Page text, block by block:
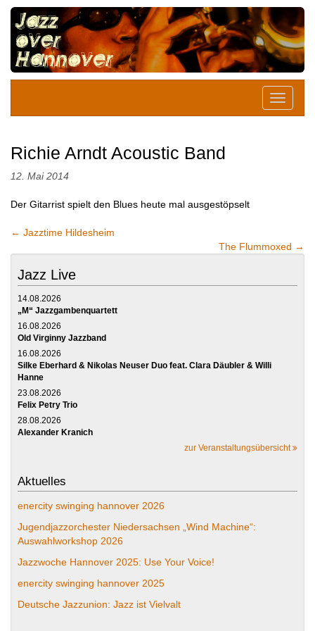
Richie Arndt Acoustic Band
12. Mai 2014
Der Gitarrist spielt den Blues heute mal ausgestöpselt
← Jazztime Hildesheim
The Flummoxed →
Jazz Live
14.08.2026
„M“ Jazzgambenquartett
16.08.2026
Old Virginny Jazzband
16.08.2026
Silke Eberhard & Nikolas Neuser Duo feat. Clara Däubler & Willi
Hanne
23.08.2026
Felix Petry Trio
28.08.2026
Alexander Kranich
zur Veranstaltungsübersicht
Aktuelles
enercity swinging hannover 2026
Jugendjazzorchester Niedersachsen „Wind Machine“:
Auswahlworkshop 2026
Jazzwoche Hannover 2025: Use Your Voice!
enercity swinging hannover 2025
Deutsche Jazzunion: Jazz ist Vielvalt